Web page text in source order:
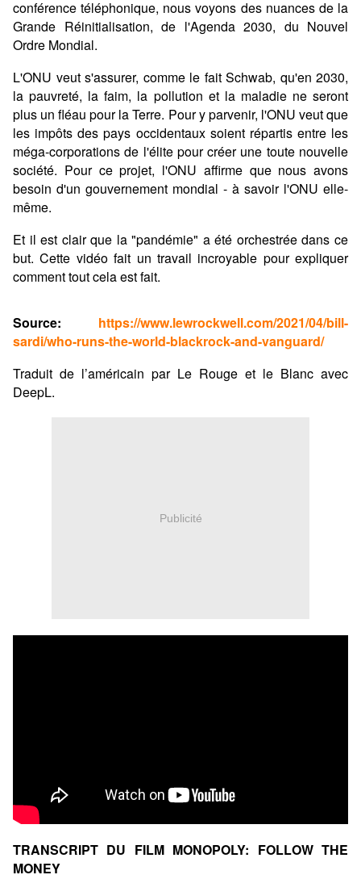
conférence téléphonique, nous voyons des nuances de la
Grande Réinitialisation, de l'Agenda 2030, du Nouvel
Ordre Mondial.
L'ONU veut s'assurer, comme le fait Schwab, qu'en 2030,
la pauvreté, la faim, la pollution et la maladie ne seront
plus un fléau pour la Terre. Pour y parvenir, l'ONU veut que
les impôts des pays occidentaux soient répartis entre les
méga-corporations de l'élite pour créer une toute nouvelle
société. Pour ce projet, l'ONU affirme que nous avons
besoin d'un gouvernement mondial - à savoir l'ONU elle-
même.
Et il est clair que la "pandémie" a été orchestrée dans ce
but. Cette vidéo fait un travail incroyable pour expliquer
comment tout cela est fait.
Source: https://www.lewrockwell.com/2021/04/bill-
sardi/who-runs-the-world-blackrock-and-vanguard/
Traduit de l’américain par Le Rouge et le Blanc avec
DeepL.
Publicité
TRANSCRIPT DU FILM MONOPOLY: FOLLOW THE
MONEY